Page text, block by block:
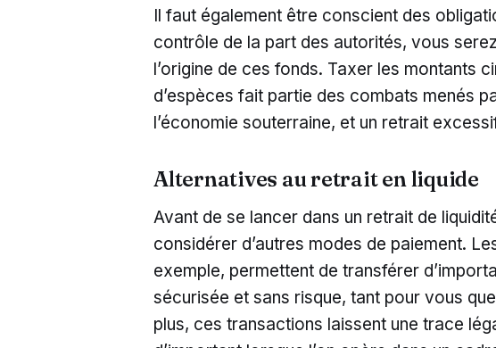
Il faut également être conscient des
contrôle de la part des autorités, vous
l’origine de ces fonds. Taxer les montants
d’espèces fait partie des combats menés
l’économie souterraine, et un retrait
Alternatives au retrait en liquide
Avant de se lancer dans un retrait de
considérer d’autres modes de paiement.
exemple, permettent de transférer
sécurisée et sans risque, tant pour vous
plus, ces transactions laissent une trace